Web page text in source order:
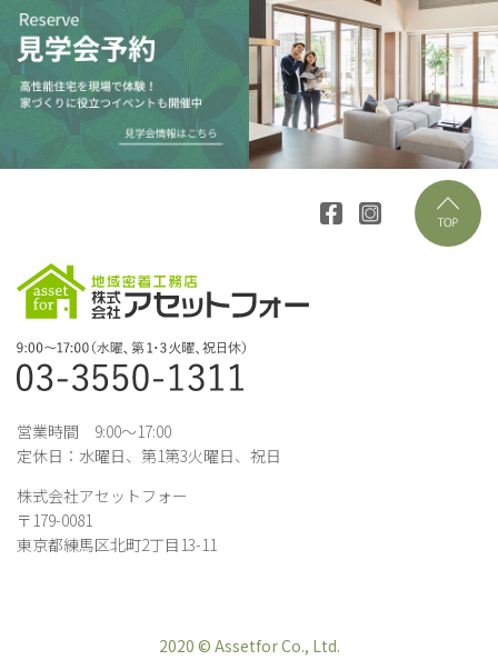
営業時間 9:00～17:00
定休日：水曜日、第1第3火曜日、祝日
株式会社アセットフォー
〒179-0081
東京都練馬区北町2丁目13-11
2020 © Assetfor Co., Ltd.